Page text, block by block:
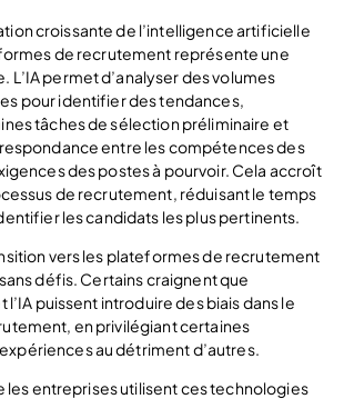
croissante de l’intelligence artificielle
de recrutement représente une
L’IA permet d’analyser des volumes
pour identifier des tendances,
tâches de sélection préliminaire et
entre les compétences des
des postes à pourvoir. Cela accroît
de recrutement, réduisant le temps
les candidats les plus pertinents.
vers les plateformes de recrutement
défis. Certains craignent que
l’IA puissent introduire des biais dans le
en privilégiant certaines
au détriment d’autres.
les entreprises utilisent ces technologies